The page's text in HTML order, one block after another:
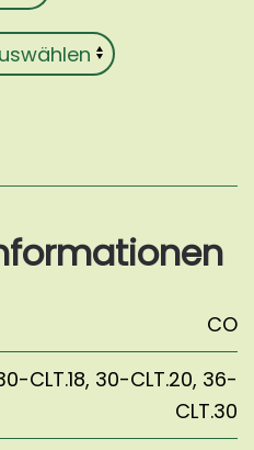
CO
CLT.18, 30-CLT.20, 36-
CLT.30